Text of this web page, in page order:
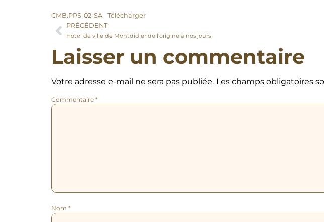
CMB.PPS-02-SA
Télécharger
PRÉCÉDENT
Hôtel de ville de Montdidier de l’origine à nos jours
Laisser un commentaire
Votre adresse e-mail ne sera pas publiée. Les champs obligatoires
Commentaire *
Nom *